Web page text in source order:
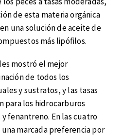
de esta materia orgánica
una solución de aceite de
más lipófilos.
mostró el mejor
de todos los
y sustratos, y las tasas
para los hidrocarburos
fenantreno. En las cuatro
marcada preferencia por